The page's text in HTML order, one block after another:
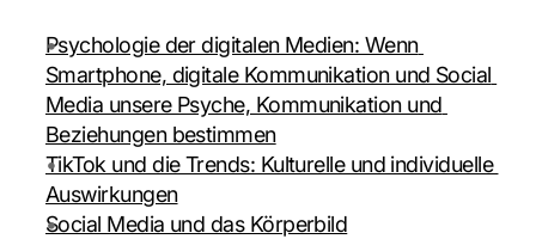
Psychologie der digitalen Medien: Wenn
Smartphone, digitale Kommunikation und Social
Media unsere Psyche, Kommunikation und
Beziehungen bestimmen
TikTok und die Trends: Kulturelle und individuelle
Auswirkungen
Social Media und das Körperbild
d
t
o
G
o
g
l